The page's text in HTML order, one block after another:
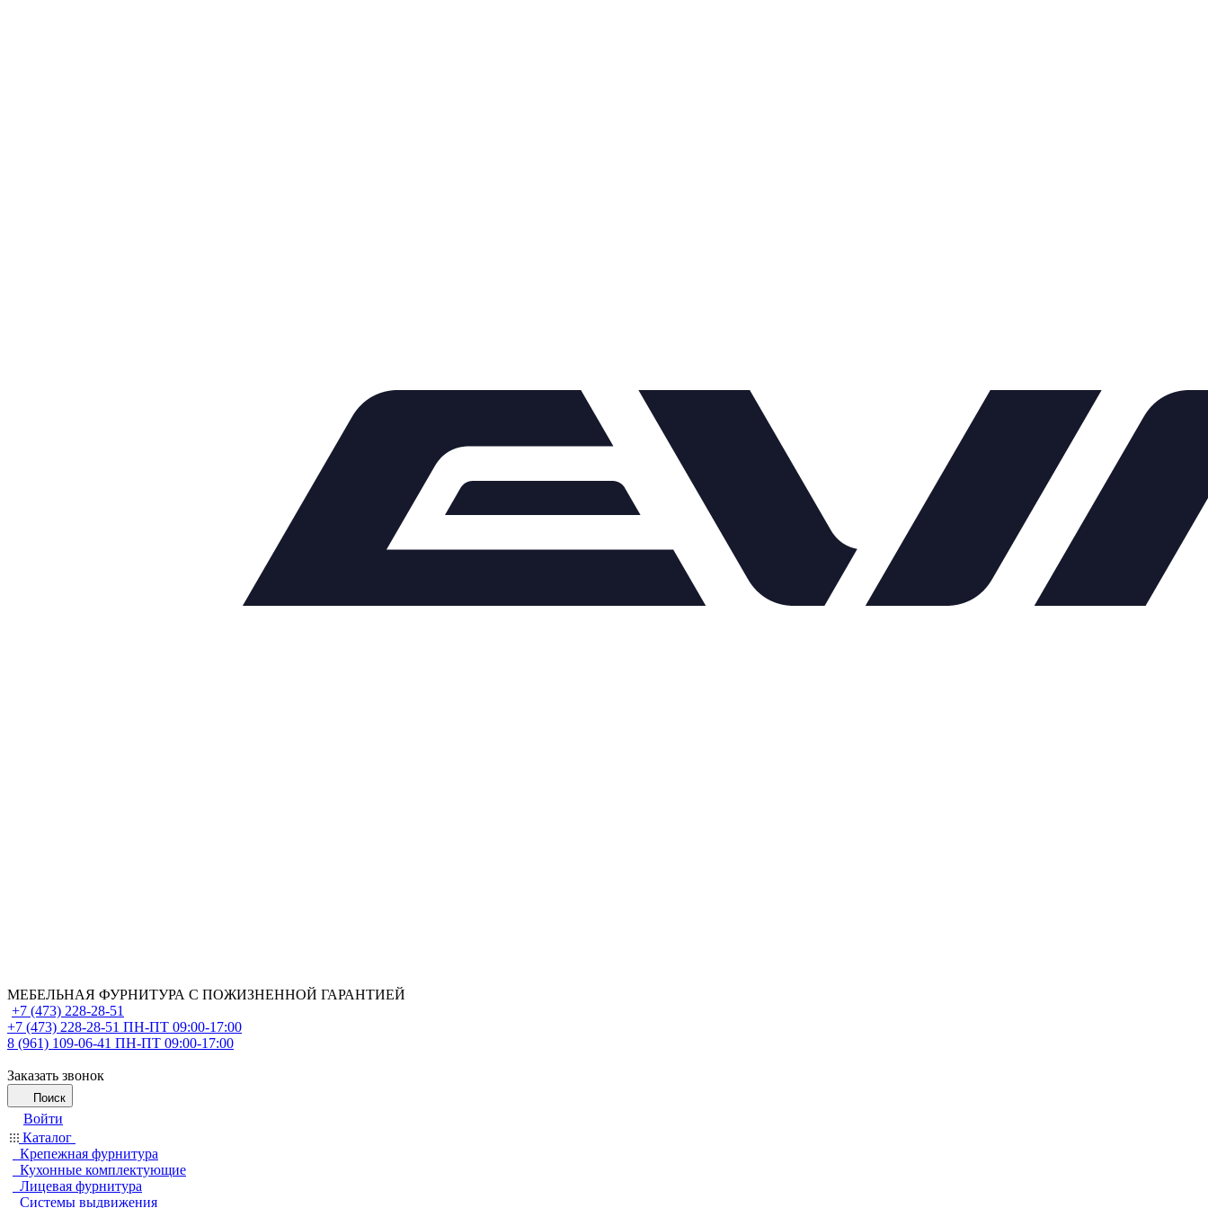
МЕБЕЛЬНАЯ ФУРНИТУРА С ПОЖИЗНЕННОЙ ГАРАНТИЕЙ
+7 (473) 228-28-51
+7 (473) 228-28-51 ПН-ПТ 09:00-17:00
8 (961) 109-06-41 ПН-ПТ 09:00-17:00
Заказать звонок
Поиск
Войти
Каталог
Крепежная фурнитура
Кухонные комплектующие
Лицевая фурнитура
Системы выдвижения